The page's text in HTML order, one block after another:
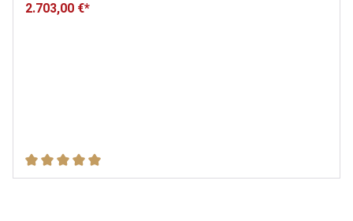
2.703,00 €*
Durchschnittliche Bewertung von 5 von 5 Sternen